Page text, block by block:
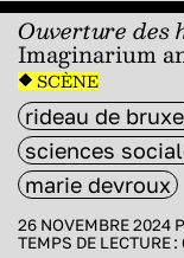
Ouverture des
Imaginarium
SCÈNE
rideau de
sciences
marie devroux
26 NOVEMBRE 2024
TEMPS DE LECTURE :